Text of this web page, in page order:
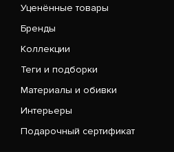
Уценённые товары
Бренды
Коллекции
Теги и подборки
Материалы и обивки
Интерьеры
Подарочный сертификат